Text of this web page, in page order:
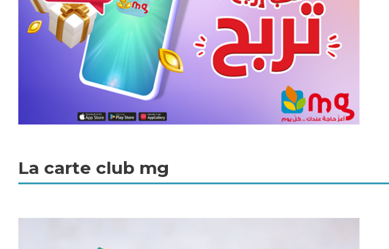
La carte club mg